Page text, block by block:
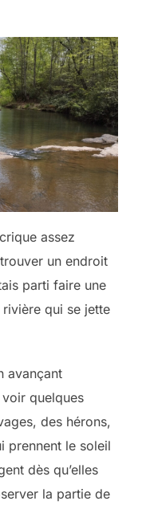
assez
un endroit
parti faire une
qui se jette
avançant
voir quelques
des hérons,
prennent le soleil
dès qu’elles
la partie de